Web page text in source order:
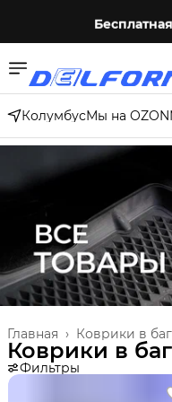
Бесплатная
КолумбусМы на OZON
Коврики в
Главная ›
Коврики в
Фильтры